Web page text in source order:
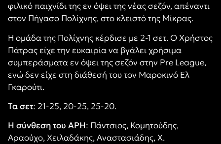
φιλικό παιχνίδι της εν όψει της νέας σεζόν, απέναντι
στον Πήγασο Πολίχνης, στο κλειστό της Μίκρας.
Η ομάδα της Πολίχνης κέρδισε με 2-1 σετ. Ο Χρήστος
Πάτρας είχε την ευκαιρία να βγάλει χρήσιμα
συμπεράσματα εν όψει της σεζόν στην Pre League,
ενώ δεν είχε στη διάθεσή του τον Μαροκινό Ελ
Γκαρούτι.
Τα σετ: 21-25, 20-25, 25-20.
Η σύνθεση του ΑΡΗ: Πάντσιος, Κομητούδης,
Αραούχο, Χειλαδάκης, Αναστασιάδης, Χ.